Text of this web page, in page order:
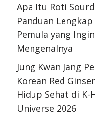
Apa Itu Roti
Panduan
Pemula yang Ingin
Mengenalnya
Jung Kwan Jang
Korean Red
Hidup Sehat di K-
Universe 2026